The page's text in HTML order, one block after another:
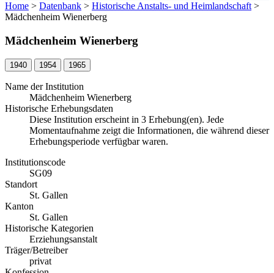
Home > Datenbank > Historische Anstalts- und Heimlandschaft >
Mädchenheim Wienerberg
Mädchenheim Wienerberg
1940 1954 1965
Name der Institution
Mädchenheim Wienerberg
Historische Erhebungsdaten
Diese Institution erscheint in 3 Erhebung(en). Jede
Momentaufnahme zeigt die Informationen, die während dieser
Erhebungsperiode verfügbar waren.
Institutionscode
SG09
Standort
St. Gallen
Kanton
St. Gallen
Historische Kategorien
Erziehungsanstalt
Träger/Betreiber
privat